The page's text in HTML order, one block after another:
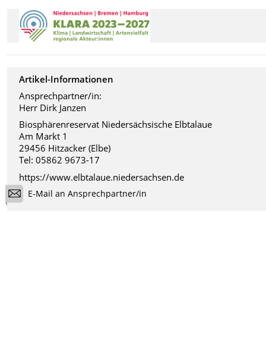
Artikel-Informationen
Ansprechpartner/in:
Herr Dirk Janzen
Biosphärenreservat Niedersächsische Elbtalaue
Am Markt 1
29456 Hitzacker (Elbe)
Tel: 05862 9673-17
https://www.elbtalaue.niedersachsen.de
E-Mail an Ansprechpartner/in